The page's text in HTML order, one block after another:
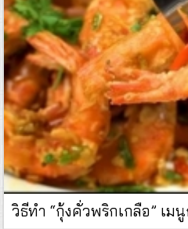
วิธีทำ “กุ้งคั่วพริกเกลือ” เม